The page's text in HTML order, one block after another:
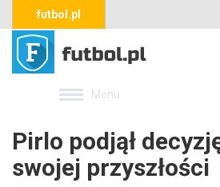
futbol.pl
Menu
Pirlo podjął
swojej przyszłości